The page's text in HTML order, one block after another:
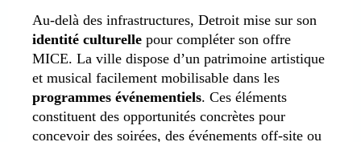
Au-delà des infrastructures, Detroit mise sur son
identité culturelle pour compléter son offre
MICE. La ville dispose d’un patrimoine artistique
et musical facilement mobilisable dans les
programmes événementiels. Ces éléments
constituent des opportunités concrètes pour
concevoir des soirées, des événements off-site ou